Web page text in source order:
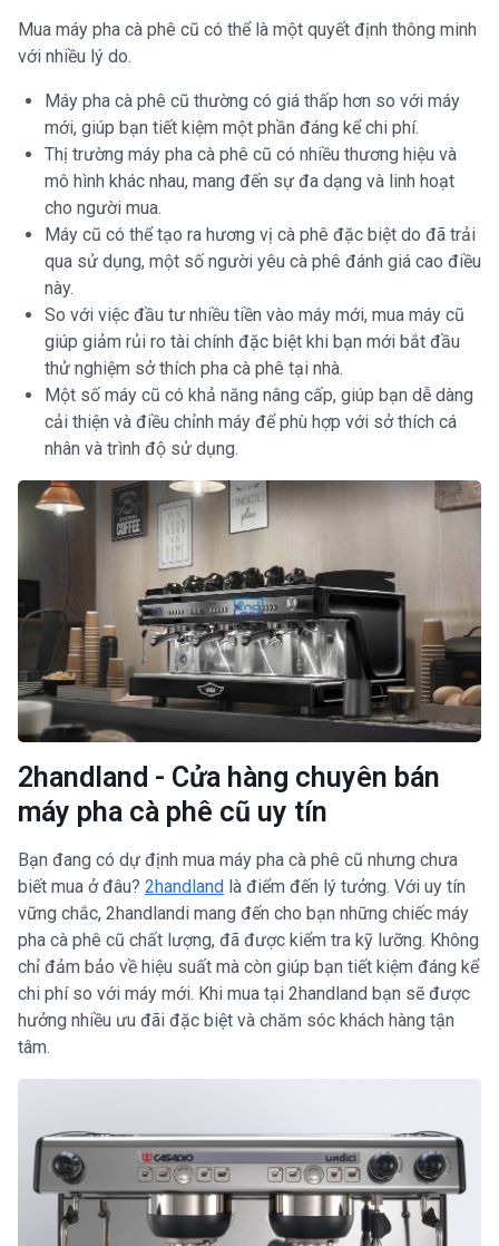
Mua máy pha cà phê cũ có thể là một quyết định thông minh
với nhiều lý do.
Máy pha cà phê cũ thường có giá thấp hơn so với máy
mới, giúp bạn tiết kiệm một phần đáng kể chi phí.
Thị trường máy pha cà phê cũ có nhiều thương hiệu và
mô hình khác nhau, mang đến sự đa dạng và linh hoạt
cho người mua.
Máy cũ có thể tạo ra hương vị cà phê đặc biệt do đã trải
qua sử dụng, một số người yêu cà phê đánh giá cao điều
này.
So với việc đầu tư nhiều tiền vào máy mới, mua máy cũ
giúp giảm rủi ro tài chính đặc biệt khi bạn mới bắt đầu
thử nghiệm sở thích pha cà phê tại nhà.
Một số máy cũ có khả năng nâng cấp, giúp bạn dễ dàng
cải thiện và điều chỉnh máy để phù hợp với sở thích cá
nhân và trình độ sử dụng.
2handland - Cửa hàng chuyên bán
máy pha cà phê cũ uy tín
Bạn đang có dự định mua máy pha cà phê cũ nhưng chưa
biết mua ở đâu? 2handland là điểm đến lý tưởng. Với uy tín
vững chắc, 2handlandi mang đến cho bạn những chiếc máy
pha cà phê cũ chất lượng, đã được kiểm tra kỹ lưỡng. Không
chỉ đảm bảo về hiệu suất mà còn giúp bạn tiết kiệm đáng kể
chi phí so với máy mới. Khi mua tại 2handland bạn sẽ được
hưởng nhiều ưu đãi đặc biệt và chăm sóc khách hàng tận
tâm.